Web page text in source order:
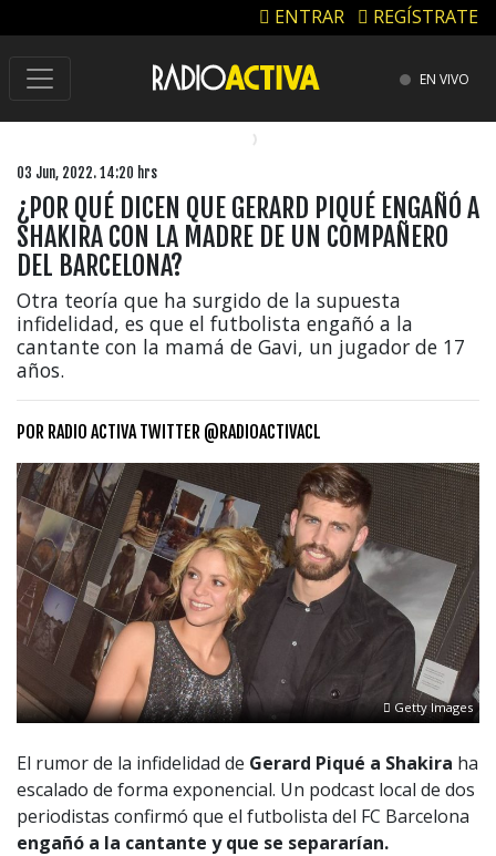
ENTRAR REGÍSTRATE
EN VIVO
03 Jun, 2022. 14:20 hrs
¿POR QUÉ DICEN QUE GERARD PIQUÉ ENGAÑÓ A
SHAKIRA CON LA MADRE DE UN COMPAÑERO
DEL BARCELONA?
Otra teoría que ha surgido de la supuesta
infidelidad, es que el futbolista engañó a la
cantante con la mamá de Gavi, un jugador de 17
años.
POR RADIO ACTIVA TWITTER @RADIOACTIVACL
Getty Images
El rumor de la infidelidad de Gerard Piqué a Shakira ha
escalado de forma exponencial. Un podcast local de dos
periodistas confirmó que el futbolista del FC Barcelona
engañó a la cantante y que se separarían.